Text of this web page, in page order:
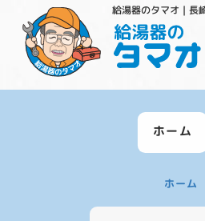
給湯器のタマオ｜長
ホーム
ホーム